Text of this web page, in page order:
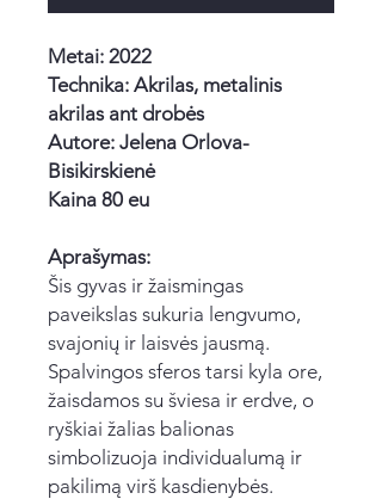
Metai: 2022
Technika: Akrilas, metalinis
akrilas ant drobės
Autore: Jelena Orlova-
Bisikirskienė
Kaina 80 eu
Aprašymas:
Šis gyvas ir žaismingas
paveikslas sukuria lengvumo,
svajonių ir laisvės jausmą.
Spalvingos sferos tarsi kyla ore,
žaisdamos su šviesa ir erdve, o
ryškiai žalias balionas
simbolizuoja individualumą ir
pakilimą virš kasdienybės.